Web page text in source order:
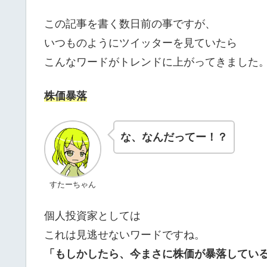
この記事を書く数日前の事ですが、
いつものようにツイッターを見ていたら
こんなワードがトレンドに上がってきました。
株価暴落
すたーちゃん
な、なんだってー！？
個人投資家としては
これは見逃せないワードですね。
「もしかしたら、今まさに株価が暴落してい